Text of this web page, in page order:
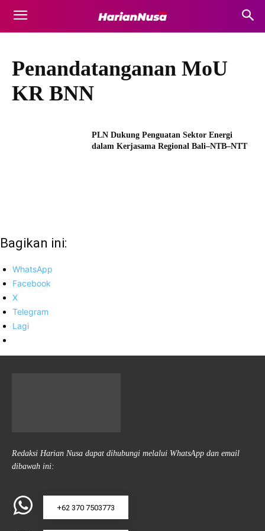
Penandatanganan MoU
KR BNN
PLN Dukung Penguatan Sektor Energi
dalam Kerjasama Regional Bali–NTB–NTT
Bagikan ini:
WhatsApp
Facebook
X
Telegram
Lagi
Redaksi Harian Nusa dapat dihubungi melalui WhatsApp dan email
dibawah ini:
+62 370 7503773